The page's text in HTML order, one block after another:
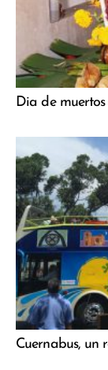
Dia de
Cuernabus, un